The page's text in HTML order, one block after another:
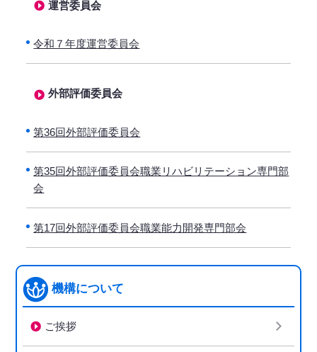
運営委員会
令和７年度運営委員会
外部評価委員会
第36回外部評価委員会
第35回外部評価委員会職業リハビリテーション専門部
会
第17回外部評価委員会職業能力開発専門部会
機構について
ご挨拶